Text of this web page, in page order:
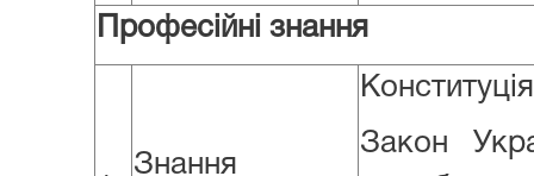
Професійні знання
Знання
Закон